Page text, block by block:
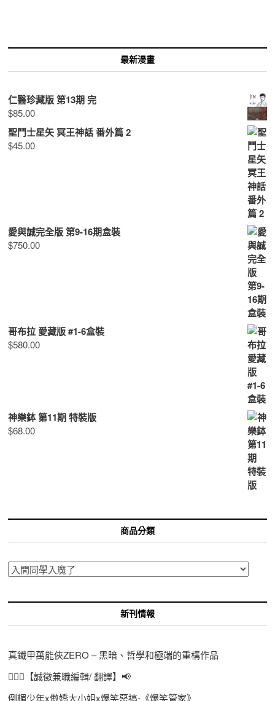
最新漫畫
仁醫珍藏版 第13期 完
$85.00
聖鬥士星矢 冥王神話 番外篇 2
$45.00
愛與誠完全版 第9-16期盒裝
$750.00
哥布拉 愛藏版 #1-6盒裝
$580.00
神樂鉢 第11期 特裝版
$68.00
商品分類
新刊情報
真鐵甲萬能俠ZERO – 黑暗、哲學和極端的重構作品
🙋🏻‍♀️【誠徵兼職編輯/ 翻譯】📢
倒楣少年x傲嬌大小姐x爆笑惡搞-《爆笑管家》